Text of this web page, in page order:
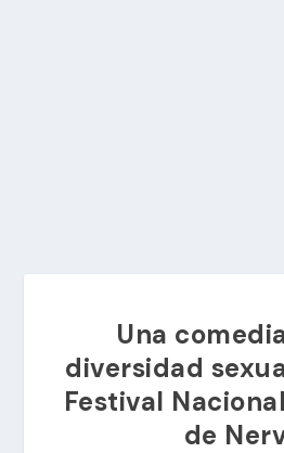
Una
diversidad
Festival
de